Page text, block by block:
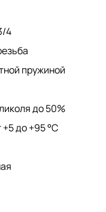
4
пружиной
до 50%
до +95 °C